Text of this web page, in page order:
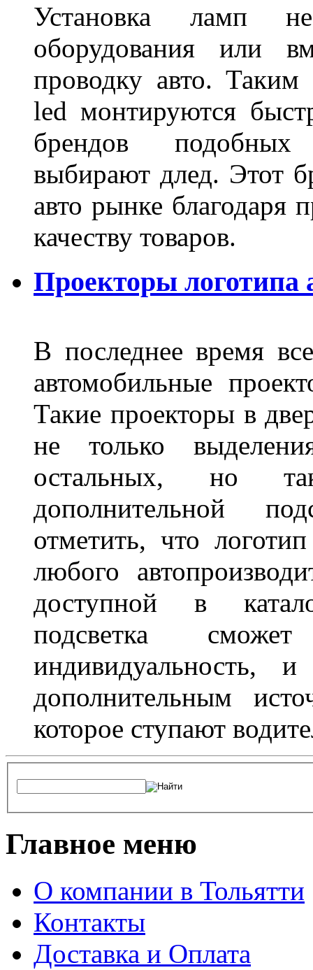
Установка ламп не
оборудования или
проводку авто.
led монтируются
брендов подобных
выбирают длед. Этот
авто рынке
качеству товаров.
Проекторы логотипа
В последнее время
автомобильные
Такие проекторы в
не только
остальных, но
дополнительной
отметить, что
любого
доступной в
подсветка
индивидуальность,
дополнительным
которое ступают
Главное меню
О компании в Тольятти
Контакты
Доставка и Оплата